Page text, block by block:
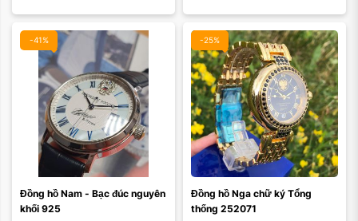
-41%
Đồng hồ Nam - Bạc đúc nguyên
khối 925
-25%
Đồng hồ Nga chữ ký Tổng
thống 252071